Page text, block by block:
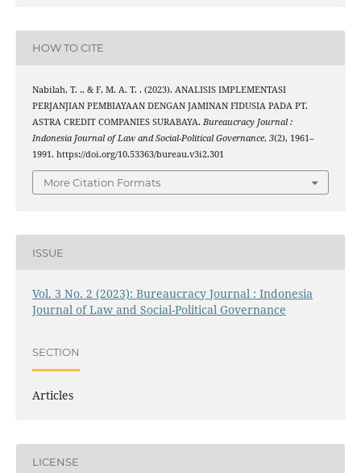
HOW TO CITE
Nabilah, T. ., & F, M. A. T. . (2023). ANALISIS IMPLEMENTASI
PERJANJIAN PEMBIAYAAN DENGAN JAMINAN FIDUSIA PADA PT.
ASTRA CREDIT COMPANIES SURABAYA. Bureaucracy Journal :
Indonesia Journal of Law and Social-Political Governance, 3(2), 1961–
1991. https://doi.org/10.53363/bureau.v3i2.301
More Citation Formats
ISSUE
Vol. 3 No. 2 (2023): Bureaucracy Journal : Indonesia
Journal of Law and Social-Political Governance
SECTION
Articles
LICENSE